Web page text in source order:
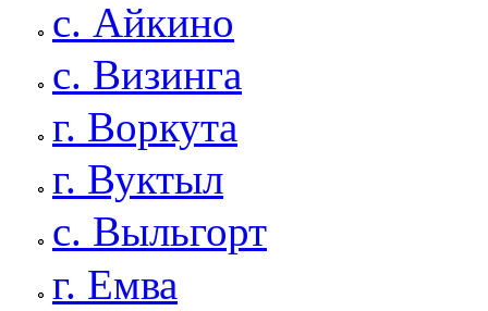
с. Айкино
с. Визинга
г. Воркута
г. Вуктыл
с. Выльгорт
г. Емва